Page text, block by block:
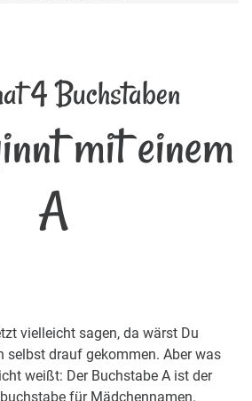
4 Buchstaben
mit einem
A
vielleicht sagen, da wärst Du
selbst drauf gekommen. Aber was
weißt: Der Buchstabe A ist der
für Mädchennamen.